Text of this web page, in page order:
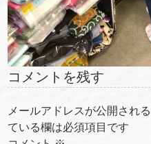
コメントを残す
メールアドレスが公開され
ている欄は必須項目です